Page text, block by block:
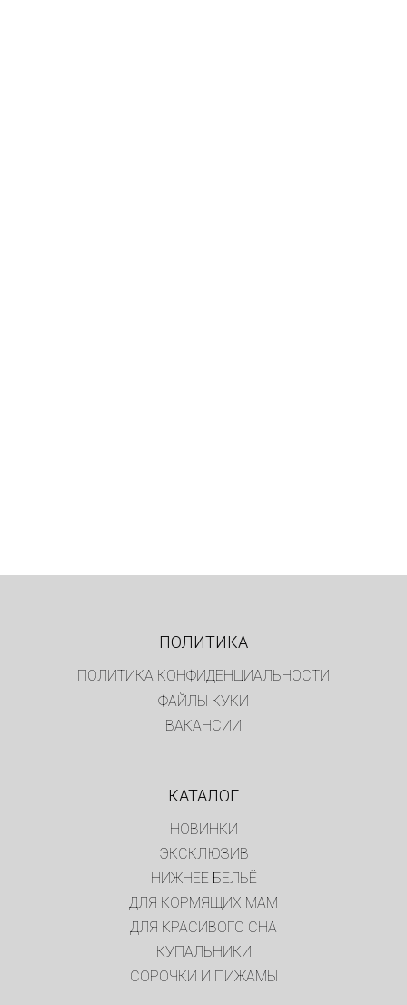
ПОЛИТИКА
ПОЛИТИКА КОНФИДЕНЦИАЛЬНОСТИ
ФАЙЛЫ КУКИ
ВАКАНСИИ
КАТАЛОГ
НОВИНКИ
ЭКСКЛЮЗИВ
НИЖНЕЕ БЕЛЬЁ
ДЛЯ КОРМЯЩИХ МАМ
ДЛЯ КРАСИВОГО СНА
КУПАЛЬНИКИ
СОРОЧКИ И ПИЖАМЫ